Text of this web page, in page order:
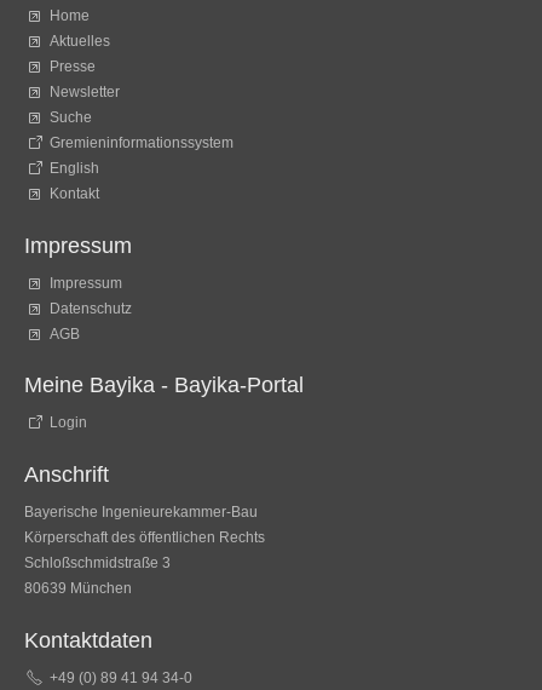
Home
Aktuelles
Presse
Newsletter
Suche
Gremieninformationssystem
English
Kontakt
Impressum
Impressum
Datenschutz
AGB
Meine Bayika - Bayika-Portal
Login
Anschrift
Bayerische Ingenieurekammer-Bau
Körperschaft des öffentlichen Rechts
Schloßschmidstraße 3
80639 München
Kontaktdaten
+49 (0) 89 41 94 34-0